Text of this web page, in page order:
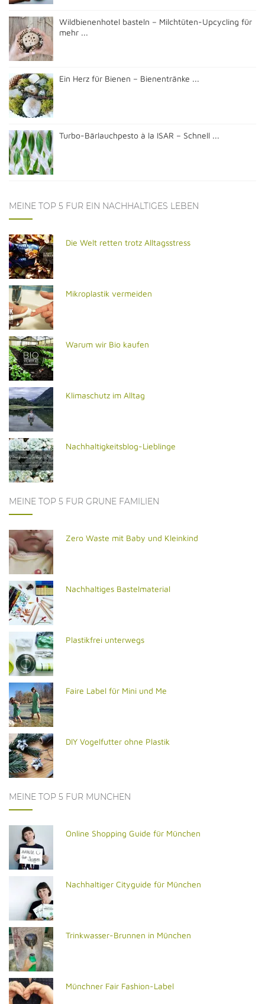
Wildbienenhotel basteln – Milchtüten-Upcycling für
mehr ...
Ein Herz für Bienen – Bienentränke ...
Turbo-Bärlauchpesto à la ISAR – Schnell ...
MEINE TOP 5 FÜR EIN NACHHALTIGES LEBEN
Die Welt retten trotz Alltagsstress
Mikroplastik vermeiden
Warum wir Bio kaufen
Klimaschutz im Alltag
Nachhaltigkeitsblog-Lieblinge
MEINE TOP 5 FÜR GRÜNE FAMILIEN
Zero Waste mit Baby und Kleinkind
Nachhaltiges Bastelmaterial
Plastikfrei unterwegs
Faire Label für Mini und Me
DIY Vogelfutter ohne Plastik
MEINE TOP 5 FÜR MÜNCHEN
Online Shopping Guide für München
Nachhaltiger Cityguide für München
Trinkwasser-Brunnen in München
Münchner Fair Fashion-Label